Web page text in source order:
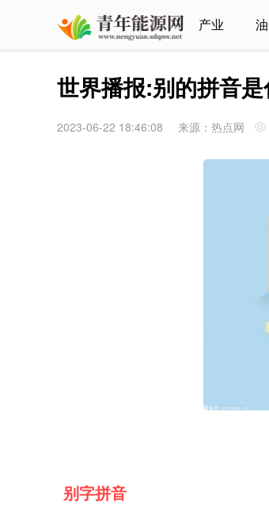
产业
世界播报:别的拼音
2023-06-22 18:46:08 来源：热点网
别字拼音